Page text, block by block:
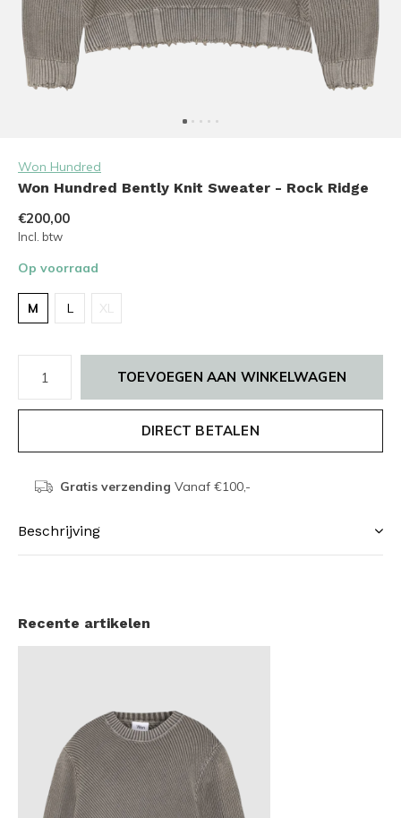
Won Hundred
Won Hundred Bently Knit Sweater - Rock Ridge
€200,00
Incl. btw
Op voorraad
M L XL
TOEVOEGEN AAN WINKELWAGEN
DIRECT BETALEN
Gratis verzending Vanaf €100,-
Beschrijving
Recente artikelen